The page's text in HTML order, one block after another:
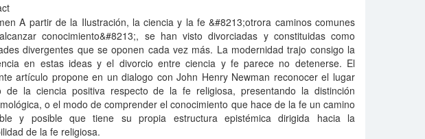
A partir de la Ilustración, la ciencia y la fe &#8213;otrora caminos comunes
conocimiento&#8213;, se han visto divorciadas y constituidas como
divergentes que se oponen cada vez más. La modernidad trajo consigo la
en estas ideas y el divorcio entre ciencia y fe parece no detenerse. El
artículo propone en un dialogo con John Henry Newman reconocer el lugar
de la ciencia positiva respecto de la fe religiosa, presentando la distinción
o el modo de comprender el conocimiento que hace de la fe un camino
y posible que tiene su propia estructura epistémica dirigida hacia la
de la fe religiosa.